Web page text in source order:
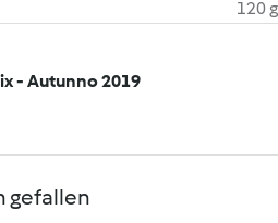
120 g
- Autunno 2019
gefallen